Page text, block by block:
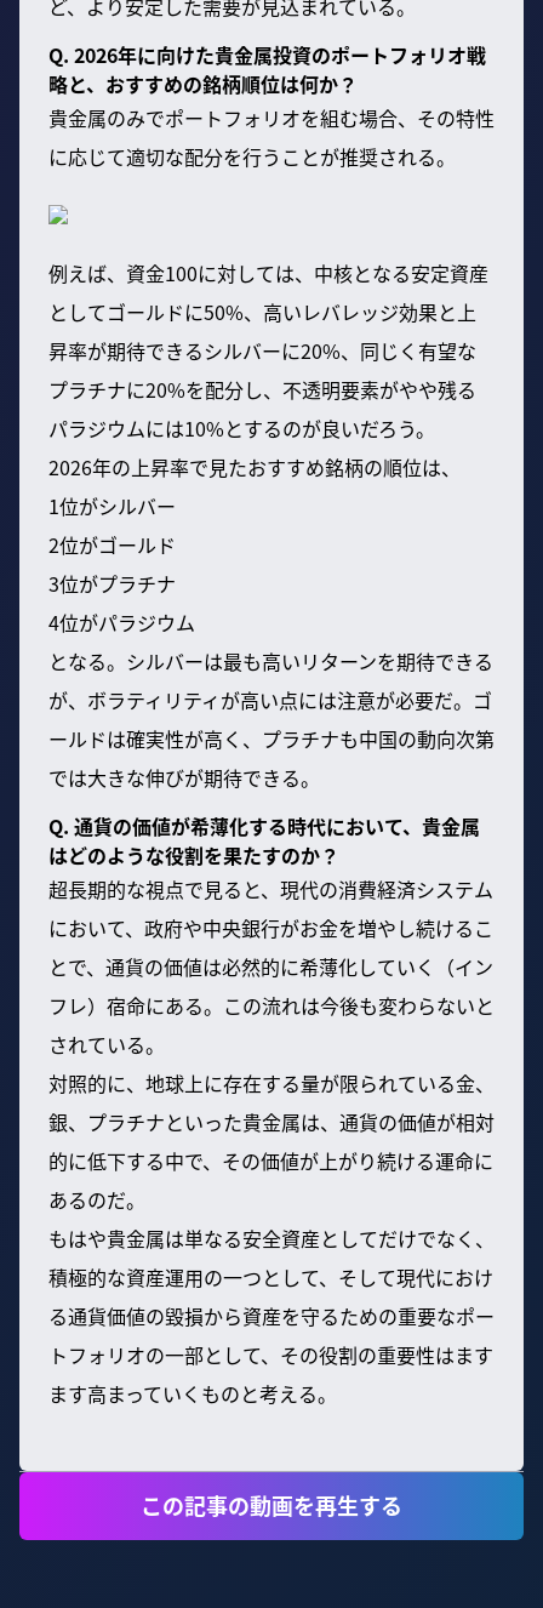
Q. 2026年に向けた貴金属投資のポートフォリオ戦
略と、おすすめの銘柄順位は何か？
貴金属のみでポートフォリオを組む場合、その特性
に応じて適切な配分を行うことが推奨される。
例えば、資金100に対しては、中核となる安定資産
としてゴールドに50%、高いレバレッジ効果と上
昇率が期待できるシルバーに20%、同じく有望な
プラチナに20%を配分し、不透明要素がやや残る
パラジウムには10%とするのが良いだろう。
2026年の上昇率で見たおすすめ銘柄の順位は、
1位がシルバー
2位がゴールド
3位がプラチナ
4位がパラジウム
となる。シルバーは最も高いリターンを期待できる
が、ボラティリティが高い点には注意が必要だ。ゴ
ールドは確実性が高く、プラチナも中国の動向次第
では大きな伸びが期待できる。
Q. 通貨の価値が希薄化する時代において、貴金属
はどのような役割を果たすのか？
超長期的な視点で見ると、現代の消費経済システム
において、政府や中央銀行がお金を増やし続けるこ
とで、通貨の価値は必然的に希薄化していく（イン
フレ）宿命にある。この流れは今後も変わらないと
されている。
対照的に、地球上に存在する量が限られている金、
銀、プラチナといった貴金属は、通貨の価値が相対
的に低下する中で、その価値が上がり続ける運命に
あるのだ。
もはや貴金属は単なる安全資産としてだけでなく、
積極的な資産運用の一つとして、そして現代におけ
る通貨価値の毀損から資産を守るための重要なポー
トフォリオの一部として、その役割の重要性はます
ます高まっていくものと考える。
この記事の動画を再生する